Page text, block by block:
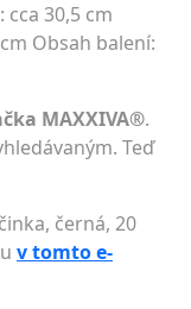
30,5 cm
Obsah balení:
MAXXIVA®.
Teď
černá, 20
v tomto e-